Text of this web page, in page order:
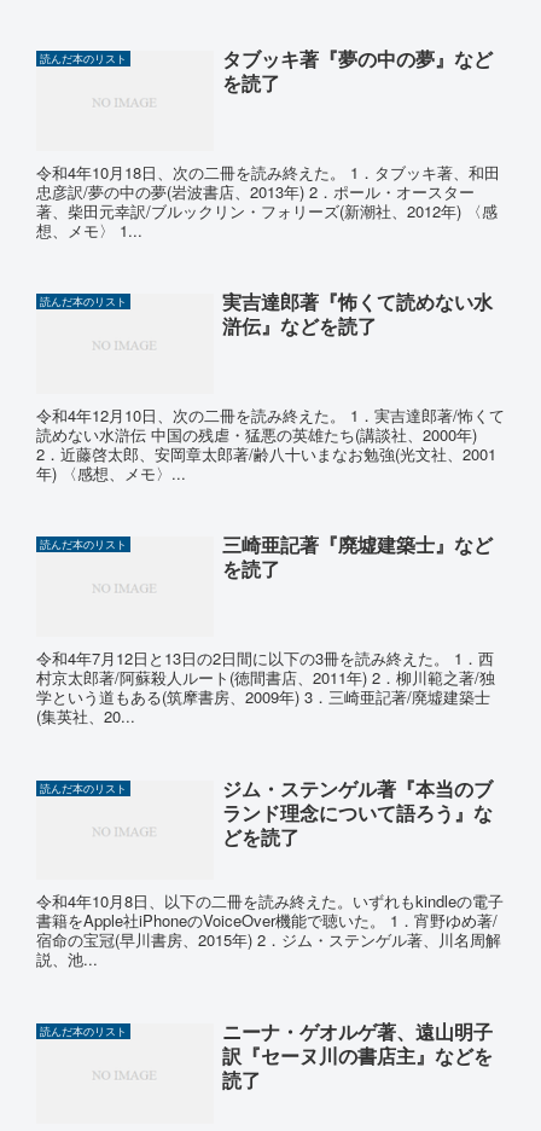
読んだ本のリスト
タブッキ著『夢の中の夢』など
を読了
令和4年10月18日、次の二冊を読み終えた。 1．タブッキ著、和田
忠彦訳/夢の中の夢(岩波書店、2013年) 2．ポール・オースター
著、柴田元幸訳/ブルックリン・フォリーズ(新潮社、2012年) 〈感
想、メモ〉 1...
読んだ本のリスト
実吉達郎著『怖くて読めない水
滸伝』などを読了
令和4年12月10日、次の二冊を読み終えた。 1．実吉達郎著/怖くて
読めない水滸伝 中国の残虐・猛悪の英雄たち(講談社、2000年)
2．近藤啓太郎、安岡章太郎著/齢八十いまなお勉強(光文社、2001
年) 〈感想、メモ〉...
読んだ本のリスト
三崎亜記著『廃墟建築士』など
を読了
令和4年7月12日と13日の2日間に以下の3冊を読み終えた。 1．西
村京太郎著/阿蘇殺人ルート(徳間書店、2011年) 2．柳川範之著/独
学という道もある(筑摩書房、2009年) 3．三崎亜記著/廃墟建築士
(集英社、20...
読んだ本のリスト
ジム・ステンゲル著『本当のブ
ランド理念について語ろう』な
どを読了
令和4年10月8日、以下の二冊を読み終えた。いずれもkindleの電子
書籍をApple社iPhoneのVoiceOver機能で聴いた。 1．宵野ゆめ著/
宿命の宝冠(早川書房、2015年) 2．ジム・ステンゲル著、川名周解
説、池...
読んだ本のリスト
ニーナ・ゲオルゲ著、遠山明子
訳『セーヌ川の書店主』などを
読了